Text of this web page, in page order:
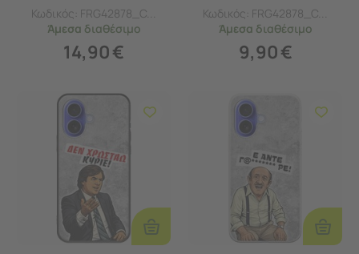
Glass και TPU)
Κωδικός: FRG42878_C...
Άμεσα διαθέσιμο
14,90€
Σιλικόνη)
Κωδικός: FRG42878_C...
Άμεσα διαθέσιμο
9,90€
Προσθήκη
Στο
Καλάθι
Στο
Καλάθι